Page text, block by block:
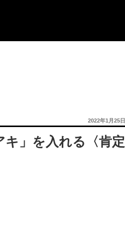
投
稿
2022年1月25日
キ」を入れる〈肯定